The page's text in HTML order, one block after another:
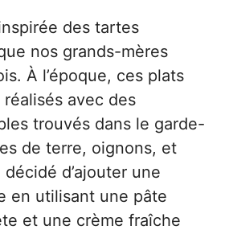
des tartes
nos grands-mères
À l’époque, ces plats
avec des
trouvés dans le garde-
de terre, oignons, et
décidé d’ajouter une
en utilisant une pâte
et une crème fraîche